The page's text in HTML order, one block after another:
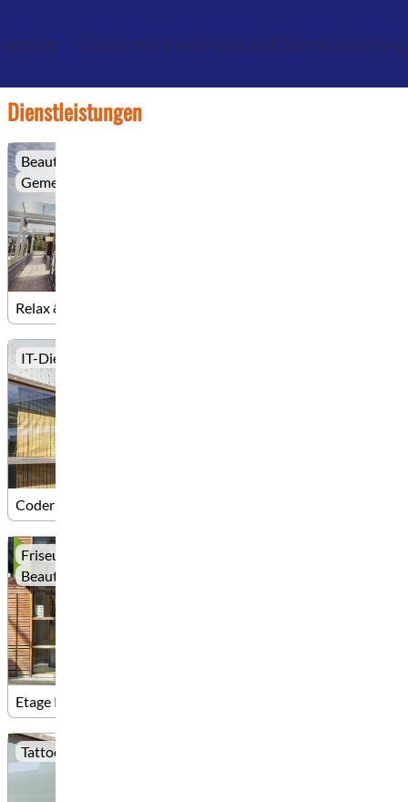
solarCity GastronomieHandel
Dienstleistungen
Beauty
Gemeinschaftspraxis
Relax & Beauty
IT-Dienstleistung
Coderistas
Friseur
Beauty
Etage Relax & Styling Friseur
Tattoo